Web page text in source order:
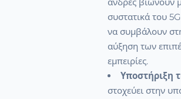
συστατικά του
να συμβάλουν
αύξηση των
εμπειρίες.
Υποστήριξη
στοχεύει στην